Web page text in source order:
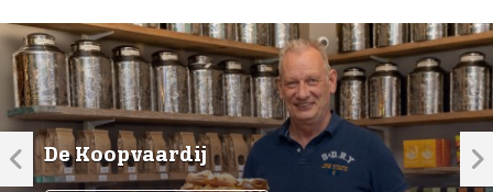
De Koopvaardij